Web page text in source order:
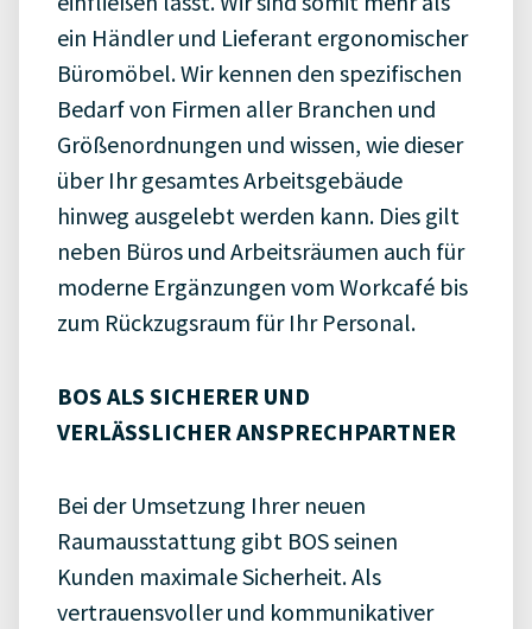
ein Händler und Lieferant ergonomischer
Büromöbel. Wir kennen den spezifischen
Bedarf von Firmen aller Branchen und
Größenordnungen und wissen, wie dieser
über Ihr gesamtes Arbeitsgebäude
hinweg ausgelebt werden kann. Dies gilt
neben Büros und Arbeitsräumen auch für
moderne Ergänzungen vom Workcafé bis
zum Rückzugsraum für Ihr Personal.
BOS ALS SICHERER UND
VERLÄSSLICHER ANSPRECHPARTNER
Bei der Umsetzung Ihrer neuen
Raumausstattung gibt BOS seinen
Kunden maximale Sicherheit. Als
vertrauensvoller und kommunikativer